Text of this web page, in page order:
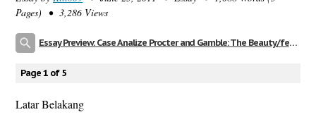
Pages) • 3,286 Views
Essay Preview: Case Analize Procter and Gamble: The Beauty/feminime Care Segment of The Consumer Goods Industry (indonesian)
Page 1 of 5
Latar Belakang